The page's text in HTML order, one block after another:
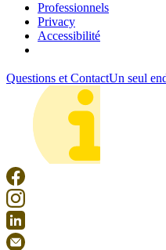
Professionnels
Privacy
Accessibilité
Questions et ContactUn seul